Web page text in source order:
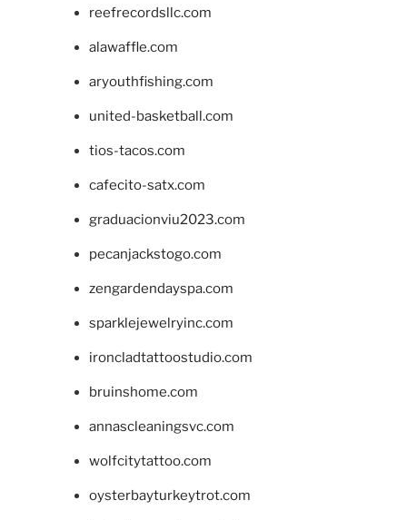
reefrecordsllc.com
alawaffle.com
aryouthfishing.com
united-basketball.com
tios-tacos.com
cafecito-satx.com
graduacionviu2023.com
pecanjackstogo.com
zengardendayspa.com
sparklejewelryinc.com
ironcladtattoostudio.com
bruinshome.com
annascleaningsvc.com
wolfcitytattoo.com
oysterbayturkeytrot.com